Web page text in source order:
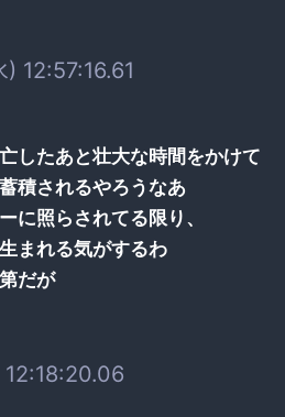
12:57:16.61
したあと壮大な時間をかけて
積されるやろうなあ
に照らされてる限り、
まれる気がするわ
だが